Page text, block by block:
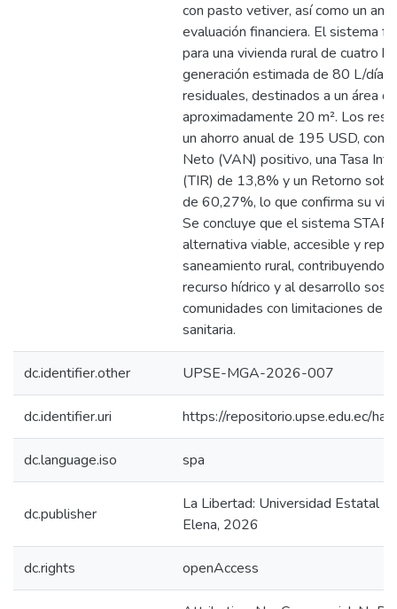
con pasto vetiver, así como un
evaluación financiera. El sistema
para una vivienda rural de cuatro
generación estimada de 80 L/día
residuales, destinados a un área
aproximadamente 20 m². Los
un ahorro anual de 195 USD, con
Neto (VAN) positivo, una Tasa
(TIR) de 13,8% y un Retorno
de 60,27%, lo que confirma su
Se concluye que el sistema STAR
alternativa viable, accesible y
saneamiento rural, contribuyendo
recurso hídrico y al desarrollo
comunidades con limitaciones de
sanitaria.
dc.identifier.other UPSE-MGA-2026-007
dc.identifier.uri https://repositorio.upse.edu.ec/
dc.language.iso spa
dc.publisher
La Libertad: Universidad Estatal
Elena, 2026
dc.rights openAccess